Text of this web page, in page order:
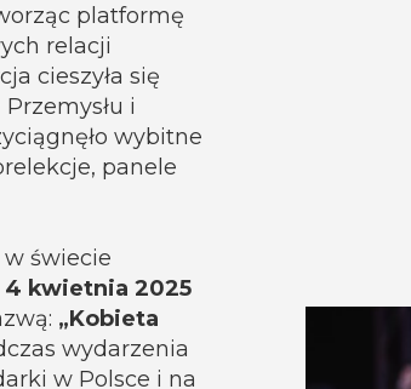
platformę
relacji
cieszyła się
i
wybitne
panele
świecie
4 kwietnia 2025
„Kobieta
wydarzenia
w Polsce i na